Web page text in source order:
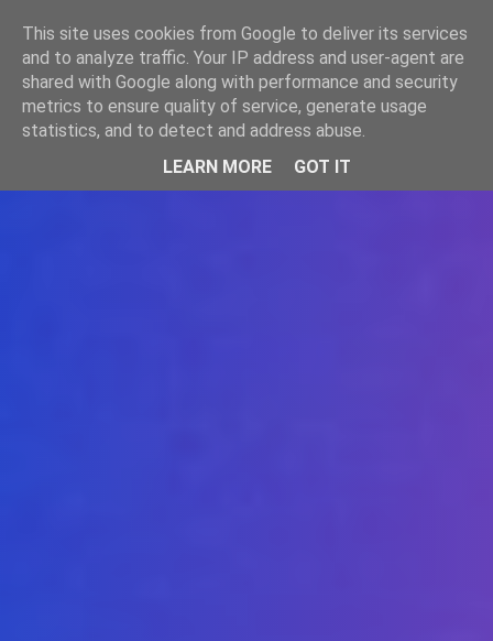
WWW.GAZISTI.RO
This site uses cookies from Google to deliver its services
and to analyze traffic. Your IP address and user-agent are
shared with Google along with performance and security
metrics to ensure quality of service, generate usage
statistics, and to detect and address abuse.
LEARN MORE
GOT IT